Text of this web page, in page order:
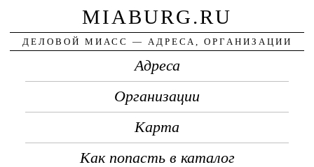
MIABURG.RU
ДЕЛОВОЙ МИАСС — АДРЕСА, ОРГАНИЗАЦИИ
Адреса
Организации
Карта
Как попасть в каталог